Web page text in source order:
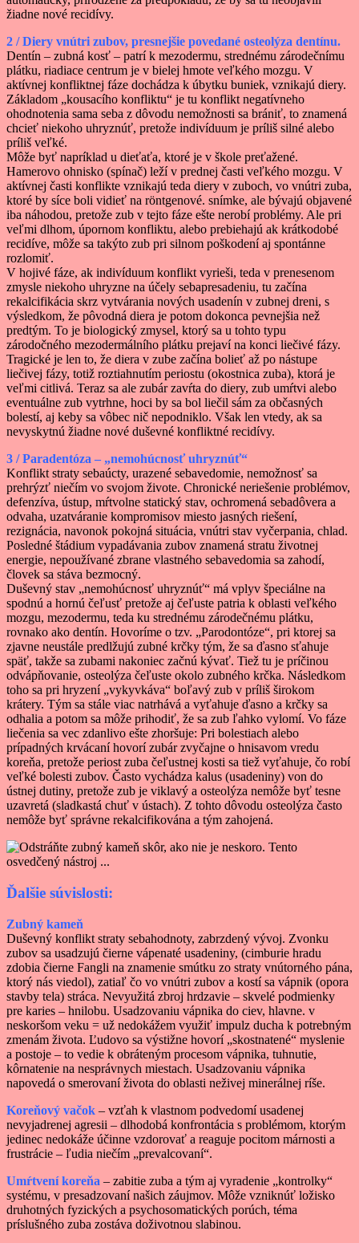
žiadne nové recidívy.
2 / Diery vnútri zubov, presnejšie povedané osteolýza dentínu.
Dentín – zubná kosť – patrí k mezodermu, strednému zárodečnímu
plátku, riadiace centrum je v bielej hmote veľkého mozgu. V
aktívnej konfliktnej fáze dochádza k úbytku buniek, vznikajú diery.
Základom „kousacího konfliktu“ je tu konflikt negatívneho
ohodnotenia sama seba z dôvodu nemožnosti sa brániť, to znamená
chcieť niekoho uhryznúť, pretože indivíduum je príliš silné alebo
príliš veľké.
Môže byť napríklad u dieťaťa, ktoré je v škole preťažené.
Hamerovo ohnisko (spínač) leží v prednej časti veľkého mozgu. V
aktívnej časti konflikte vznikajú teda diery v zuboch, vo vnútri zuba,
ktoré by síce boli vidieť na röntgenové. snímke, ale bývajú objavené
iba náhodou, pretože zub v tejto fáze ešte nerobí problémy. Ale pri
veľmi dlhom, úpornom konfliktu, alebo prebiehajú ak krátkodobé
recidíve, môže sa takýto zub pri silnom poškodení aj spontánne
rozlomiť.
V hojivé fáze, ak indivíduum konflikt vyrieši, teda v prenesenom
zmysle niekoho uhryzne na účely sebapresadeniu, tu začína
rekalcifikácia skrz vytvárania nových usadenín v zubnej dreni, s
výsledkom, že pôvodná diera je potom dokonca pevnejšia než
predtým. To je biologický zmysel, ktorý sa u tohto typu
zárodočného mezodermálního plátku prejaví na konci liečivé fázy.
Tragické je len to, že diera v zube začína bolieť až po nástupe
liečivej fázy, totiž roztiahnutím periostu (okostnica zuba), ktorá je
veľmi citlivá. Teraz sa ale zubár zavŕta do diery, zub umŕtvi alebo
eventuálne zub vytrhne, hoci by sa bol liečil sám za občasných
bolestí, aj keby sa vôbec nič nepodniklo. Však len vtedy, ak sa
nevyskytnú žiadne nové duševné konfliktné recidívy.
3 / Paradentóza – „nemohúcnosť uhryznúť“
Konflikt straty sebaúcty, urazené sebavedomie, nemožnosť sa
prehrýzť niečím vo svojom živote. Chronické neriešenie problémov,
defenzíva, ústup, mŕtvolne statický stav, ochromená sebadôvera a
odvaha, uzatváranie kompromisov miesto jasných riešení,
rezignácia, navonok pokojná situácia, vnútri stav vyčerpania, chlad.
Posledné štádium vypadávania zubov znamená stratu životnej
energie, nepoužívané zbrane vlastného sebavedomia sa zahodí,
človek sa stáva bezmocný.
Duševný stav „nemohúcnosť uhryznúť“ má vplyv špeciálne na
spodnú a hornú čeľusť pretože aj čeľuste patria k oblasti veľkého
mozgu, mezodermu, teda ku strednému zárodečnému plátku,
rovnako ako dentín. Hovoríme o tzv. „Parodontóze“, pri ktorej sa
zjavne neustále predlžujú zubné krčky tým, že sa ďasno sťahuje
späť, takže sa zubami nakoniec začnú kývať. Tiež tu je príčinou
odvápňovanie, osteolýza čeľuste okolo zubného krčka. Následkom
toho sa pri hryzení „vykyvkáva“ boľavý zub v príliš širokom
krátery. Tým sa stále viac natrhává a vyťahuje ďasno a krčky sa
odhalia a potom sa môže prihodiť, že sa zub ľahko vylomí. Vo fáze
liečenia sa vec zdanlivo ešte zhoršuje: Pri bolestiach alebo
prípadných krvácaní hovorí zubár zvyčajne o hnisavom vredu
koreňa, pretože periost zuba čeľustnej kosti sa tiež vyťahuje, čo robí
veľké bolesti zubov. Často vychádza kalus (usadeniny) von do
ústnej dutiny, pretože zub je viklavý a osteolýza nemôže byť tesne
uzavretá (sladkastá chuť v ústach). Z tohto dôvodu osteolýza často
nemôže byť správne rekalcifikována a tým zahojená.
Ďalšie súvislosti:
Zubný kameň
Duševný konflikt straty sebahodnoty, zabrzdený vývoj. Zvonku
zubov sa usadzujú čierne vápenaté usadeniny, (cimburie hradu
zdobia čierne Fangli na znamenie smútku zo straty vnútorného pána,
ktorý nás viedol), zatiaľ čo vo vnútri zubov a kostí sa vápnik (opora
stavby tela) stráca. Nevyužitá zbroj hrdzavie – skvelé podmienky
pre karies – hnilobu. Usadzovaniu vápnika do ciev, hlavne. v
neskoršom veku = už nedokážem využiť impulz ducha k potrebným
zmenám života. Ľudovo sa výstižne hovorí „skostnatené“ myslenie
a postoje – to vedie k obráteným procesom vápnika, tuhnutie,
kôrnatenie na nesprávnych miestach. Usadzovaniu vápnika
napovedá o smerovaní života do oblasti neživej minerálnej ríše.
Koreňový vačok – vzťah k vlastnom podvedomí usadenej
nevyjadrenej agresii – dlhodobá konfrontácia s problémom, ktorým
jedinec nedokáže účinne vzdorovať a reaguje pocitom márnosti a
frustrácie – ľudia niečím „prevalcovaní“.
Umŕtvení koreňa – zabitie zuba a tým aj vyradenie „kontrolky“
systému, v presadzovaní našich záujmov. Môže vzniknúť ložisko
druhotných fyzických a psychosomatických porúch, téma
príslušného zuba zostáva doživotnou slabinou.